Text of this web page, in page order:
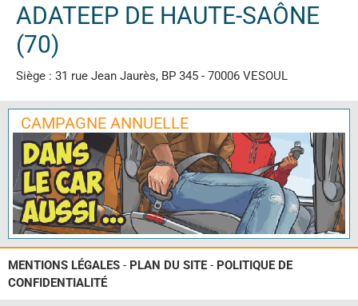
ADATEEP DE HAUTE-SAÔNE
(70)
Siège : 31 rue Jean Jaurès, BP 345 - 70006 VESOUL
CAMPAGNE ANNUELLE
MENTIONS LÉGALES - PLAN DU SITE - POLITIQUE DE
CONFIDENTIALITÉ